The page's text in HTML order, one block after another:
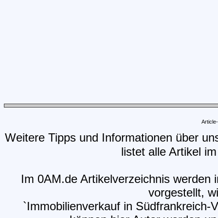
Weitere Tipps und Informationen über
listet alle Artikel
Im 0AM.de Artikelverzeichnis
vorgestellt,
`Immobilienverkauf in Südfrankreich-